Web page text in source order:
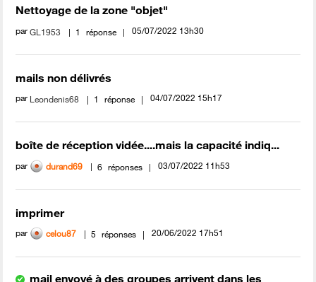
Nettoyage de la zone "objet"
parGL1953 1 réponse ‎05/07/2022 13h30
mails non délivrés
par Leondenis68 1 réponse ‎04/07/2022 15h17
boîte de réception vidée....mais la capacité indiq...
par durand69 6 réponses ‎03/07/2022 11h53
imprimer
par celou87 5 réponses ‎20/06/2022 17h51
mail envoyé à des groupes arrivent dans les